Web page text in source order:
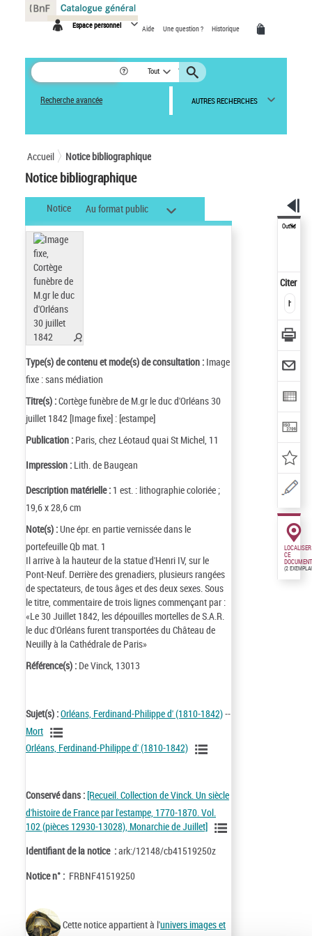
Espace personnel Aide Une question ? Historique
Tout
Recherche avancée AUTRES RECHERCHES
Accueil Notice bibliographique
Notice bibliographique
Notice Au format public
Type(s) de contenu et mode(s) de consultation : Image
fixe : sans médiation
Titre(s) :Cortège funèbre de M.gr le duc d'Orléans 30
juillet 1842 [Image fixe] : [estampe]
Publication : Paris, chez Léotaud quai St Michel, 11
Impression : Lith. de Baugean
Description matérielle : 1 est. : lithographie coloriée ;
19,6 x 28,6 cm
Note(s) :Une épr. en partie vernissée dans le
portefeuille Qb mat. 1
Il arrive à la hauteur de la statue d'Henri IV, sur le
Pont-Neuf. Derrière des grenadiers, plusieurs rangées
de spectateurs, de tous âges et des deux sexes. Sous
le titre, commentaire de trois lignes commençant par :
«Le 30 Juillet 1842, les dépouilles mortelles de S.A.R.
le duc d'Orléans furent transportées du Château de
Neuilly à la Cathédrale de Paris»
Référence(s) : De Vinck, 13013
Sujet(s) :Orléans, Ferdinand-Philippe d' (1810-1842)--
Mort
Orléans, Ferdinand-Philippe d' (1810-1842)
Conservé dans :[Recueil. Collection de Vinck. Un siècle
d'histoire de France par l'estampe, 1770-1870. Vol.
102 (pièces 12930-13028), Monarchie de Juillet]
Identifiant de la notice :ark:/12148/cb41519250z
Notice n° : FRBNF41519250
Cette notice appartient à l'univers images et
Outils
Citer
LOCALISER
CE
DOCUMENT
(2
Panneau de gestion des cookies